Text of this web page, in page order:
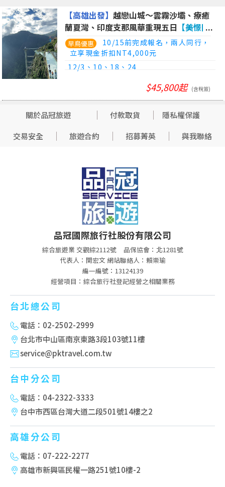
【高雄出發】越戀山城～雲霧沙壩、療癒
蘭夏灣、印度支那風華重現五日 【美憬閣
穹頂飯店、印度支那遊輪、夜臥火車體
驗】
12/3、10、18、24
10/15前完成報名，兩人同行，
立享現金折扣NT4,000元
$45,800起 (含稅簽)
關於品冠旅遊 付款取貨
隱私權保護
交易安全
旅遊合約 招募菁英 與我聯絡
品冠國際旅行社股份有限公司
綜合旅遊業 交觀綜2112號
品保協會：北1281號
代表人：関宏文 網站聯絡人：賴崇瑜
編一編號：13124139
經營項目：綜合旅行社登記經營之相關業務
台北總公司
電話：02-2502-2999
台北市中山區南京東路3段103號11樓
service@pktravel.com.tw
台中分公司
電話：04-2322-3333
台中市西區台灣大道二段501號14樓之2
高雄分公司
電話：07-222-2277
高雄市新興區民權一路251號10樓-2